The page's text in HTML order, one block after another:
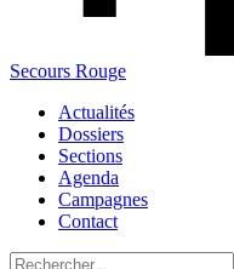
Secours Rouge
Actualités
Dossiers
Sections
Agenda
Campagnes
Contact